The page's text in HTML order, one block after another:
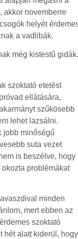
akkor novemberre
helyét
a vadlibák.
még kistestű gidák.
szoktató etetést
ellátására,
szűkösebb
lehet lazsálni.
jobb minőségű
suta vezet
is beszélve, hogy
problémákat
minden
mert ebben az
szoktató
hét alatt kiderül, hogy